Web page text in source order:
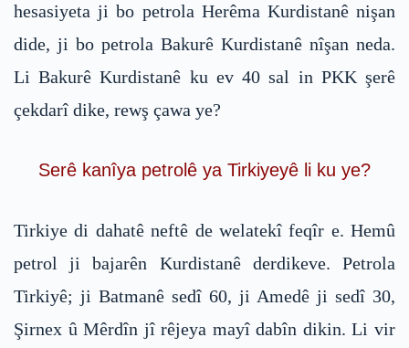
hesasiyeta ji bo petrola Herêma Kurdistanê nişan
dide, ji bo petrola Bakurê Kurdistanê nîşan neda.
Li Bakurê Kurdistanê ku ev 40 sal in PKK şerê
çekdarî dike, rewş çawa ye?
Serê kanîya petrolê ya Tirkiyeyê li ku ye?
Tirkiye di dahatê neftê de welatekî feqîr e. Hemû
petrol ji bajarên Kurdistanê derdikeve. Petrola
Tirkiyê; ji Batmanê sedî 60, ji Amedê ji sedî 30,
Şirnex û Mêrdîn jî rêjeya mayî dabîn dikin. Li vir